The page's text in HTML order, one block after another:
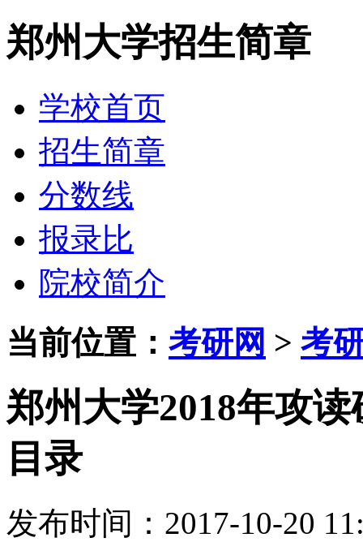
郑州大学招生简章
学校首页
招生简章
分数线
报录比
院校简介
当前位置： 考研网 > 考
郑州大学2018年攻
目录
发布时间：2017-10-20